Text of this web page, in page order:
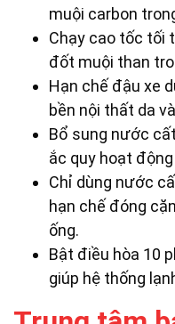
muội carbon
Chạy cao tốc tối
đốt muội than
Hạn chế đậu xe
bền nội thất da
Bổ sung nước
ắc quy hoạt
Chỉ dùng nước
hạn chế đóng
ống.
Bật điều hòa 10
giúp hệ thống